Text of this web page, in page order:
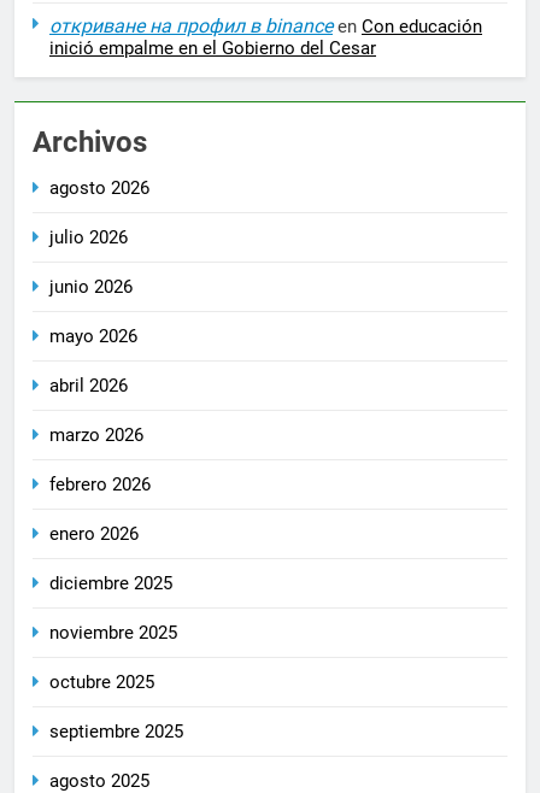
откриване на профил в binanceen Con educación
inició empalme en el Gobierno del Cesar
Archivos
agosto 2026
julio 2026
junio 2026
mayo 2026
abril 2026
marzo 2026
febrero 2026
enero 2026
diciembre 2025
noviembre 2025
octubre 2025
septiembre 2025
agosto 2025